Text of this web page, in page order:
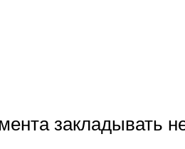
закладывать